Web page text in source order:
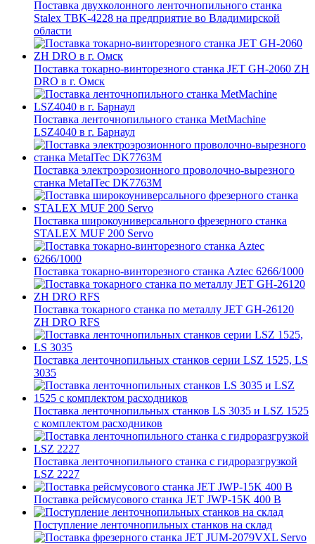
Поставка двухколонного ленточнопильного станка
Stalex TBK-4228 на предприятие во Владимирской
области
Поставка токарно-винторезного станка JET GH-2060 ZH
DRO в г. Омск
Поставка ленточнопильного станка MetMachine
LSZ4040 в г. Барнаул
Поставка электроэрозионного проволочно-вырезного
станка MetalTec DK7763M
Поставка широкоуниверсального фрезерного станка
STALEX MUF 200 Servo
Поставка токарно-винторезного станка Aztec 6266/1000
Поставка токарного станка по металлу JET GH-26120
ZH DRO RFS
Поставка ленточнопильных станков серии LSZ 1525, LS
3035
Поставка ленточнопильных станков LS 3035 и LSZ 1525
с комплектом расходников
Поставка ленточнопильного станка c гидроразгрузкой
LSZ 2227
Поставка рейсмусового станка JET JWP-15K 400 В
Поступление ленточнопильных станков на склад